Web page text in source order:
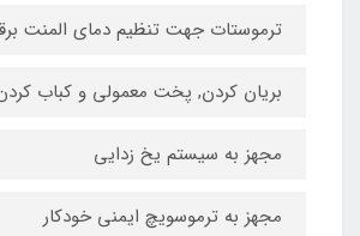
ترموستات جهت تنظیم دمای المنت
بریان کردن, پخت معمولی و کباب
مجهز به سیستم یخ زدایی
مجهز به ترموسویچ ایمنی خودکار